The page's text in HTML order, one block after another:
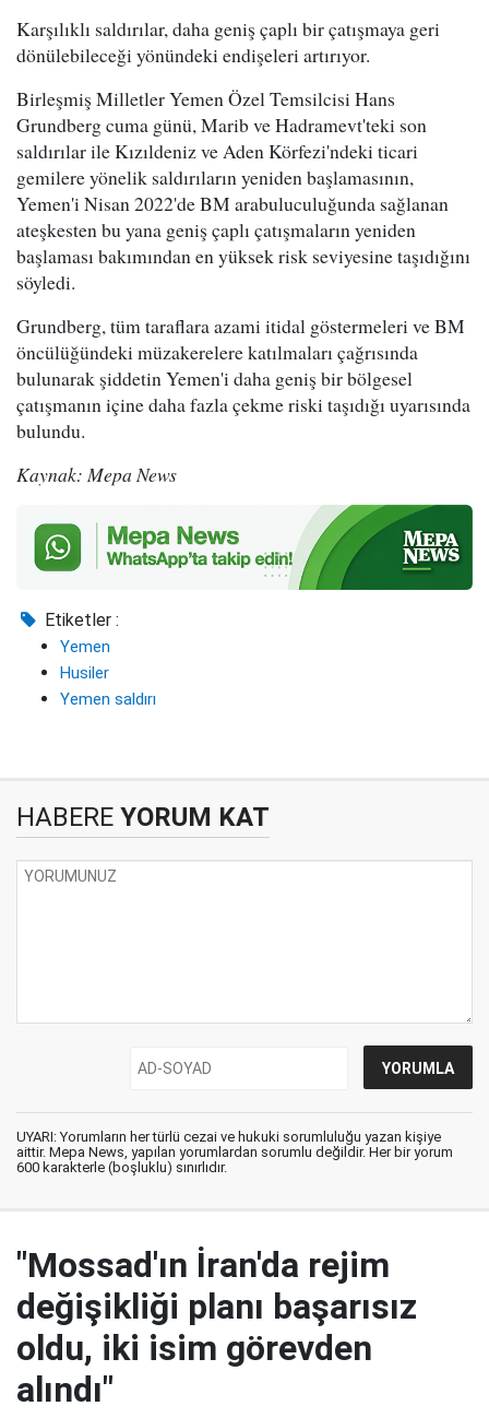
Karşılıklı saldırılar, daha geniş çaplı bir çatışmaya geri
dönülebileceği yönündeki endişeleri artırıyor.
Birleşmiş Milletler Yemen Özel Temsilcisi Hans
Grundberg cuma günü, Marib ve Hadramevt'teki son
saldırılar ile Kızıldeniz ve Aden Körfezi'ndeki ticari
gemilere yönelik saldırıların yeniden başlamasının,
Yemen'i Nisan 2022'de BM arabuluculuğunda sağlanan
ateşkesten bu yana geniş çaplı çatışmaların yeniden
başlaması bakımından en yüksek risk seviyesine taşıdığını
söyledi.
Grundberg, tüm taraflara azami itidal göstermeleri ve BM
öncülüğündeki müzakerelere katılmaları çağrısında
bulunarak şiddetin Yemen'i daha geniş bir bölgesel
çatışmanın içine daha fazla çekme riski taşıdığı uyarısında
bulundu.
Kaynak: Mepa News
Etiketler :
Yemen
Husiler
Yemen saldırı
HABERE YORUM KAT
UYARI: Yorumların her türlü cezai ve hukuki sorumluluğu yazan kişiye
aittir. Mepa News, yapılan yorumlardan sorumlu değildir. Her bir yorum
600 karakterle (boşluklu) sınırlıdır.
"Mossad'ın İran'da rejim
değişikliği planı başarısız
oldu, iki isim görevden
alındı"